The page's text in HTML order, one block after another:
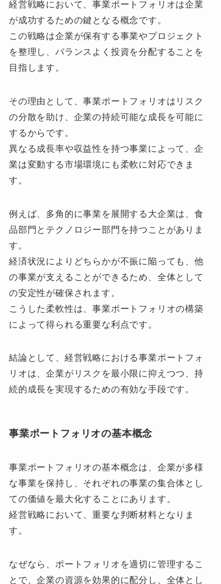
経営戦略において、事業ポートフォリオは企業
が成功するための鍵となる概念です。
この戦略は企業が保有する事業やプロジェクト
を整理し、バランスよく投資を分配することを
目指します。
その理由として、事業ポートフォリオはリスク
の分散を助け、企業の持続可能な成長を可能に
するからです。
異なる成長率や収益性を持つ事業によって、企
業は変動する市場環境にも柔軟に対応できま
す。
例えば、多角的に事業を展開する大企業は、食
品部門とテクノロジー部門を持つことがありま
す。
経済状況によりどちらかが不振に陥っても、他
の事業が支えることができるため、全体として
の安定性が確保されます。
こうした柔軟性は、事業ポートフォリオの構築
によって得られる重要な利点です。
結論として、経営戦略における事業ポートフォ
リオは、企業がリスクを最小限に抑えつつ、持
続的成長を実現するための有効な手段です。
事業ポートフォリオの基本概念
事業ポートフォリオの基本概念は、企業が多様
な事業を保持し、それぞれの事業の集合体とし
ての価値を最大化することにあります。
経営戦略において、重要な判断材料となりま
す。
なぜなら、ポートフォリオを適切に管理するこ
とで、企業の資源を効果的に配分し、全体とし